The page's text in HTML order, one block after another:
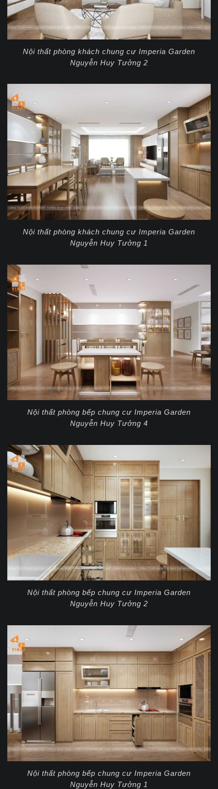
Nội thất phòng khách chung cư Imperia Garden
Nguyễn Huy Tưởng 2
Nội thất phòng khách chung cư Imperia Garden
Nguyễn Huy Tưởng 1
Nội thất phòng bếp chung cư Imperia Garden
Nguyễn Huy Tưởng 4
Nội thất phòng bếp chung cư Imperia Garden
Nguyễn Huy Tưởng 2
Nội thất phòng bếp chung cư Imperia Garden
Nguyễn Huy Tưởng 1